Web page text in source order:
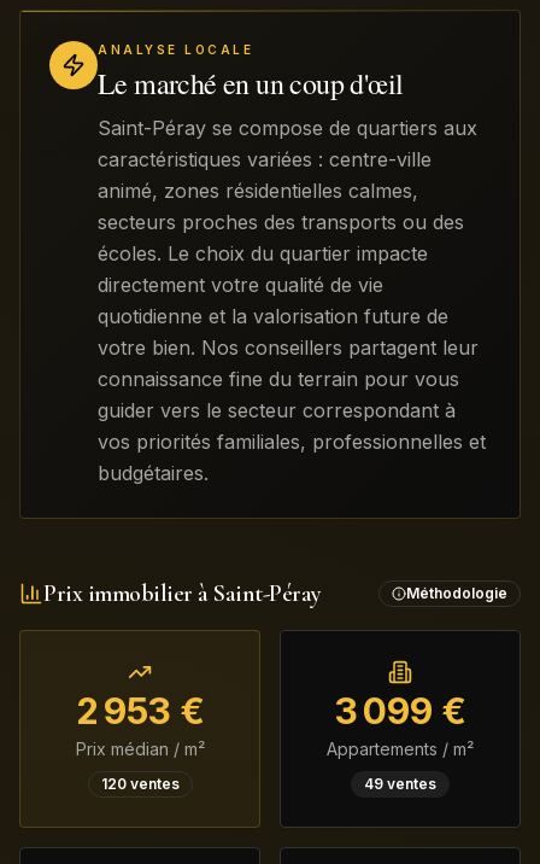
ANALYSE LOCALE
Le marché en un coup d'œil
Saint-Péray se compose de quartiers aux
caractéristiques variées : centre-ville
animé, zones résidentielles calmes,
secteurs proches des transports ou des
écoles. Le choix du quartier impacte
directement votre qualité de vie
quotidienne et la valorisation future de
votre bien. Nos conseillers partagent leur
connaissance fine du terrain pour vous
guider vers le secteur correspondant à
vos priorités familiales, professionnelles et
budgétaires.
Prix immobilier à Saint-Péray Méthodologie
2 953 €
Prix médian / m²
120ventes
3 099 €
Appartements / m²
49 ventes